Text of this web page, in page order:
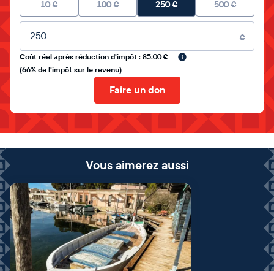
10 € 100 € 250€ 500 €
Montant libre
€
Coût réel après réduction d'impôt : 85.00 €
(66% de l'impôt sur le revenu)
Faire un don
Vous aimerez aussi